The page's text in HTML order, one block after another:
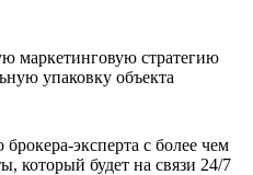
маркетинговую стратегию
упаковку объекта
эксперта с более чем
который будет на связи 24/7